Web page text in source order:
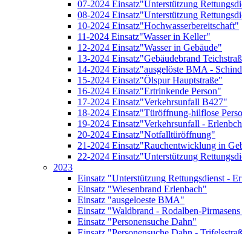
07-2024 Einsatz"Unterstützung
08-2024 Einsatz"Unterstützung
10-2024 Einsatz"Hochwasserbereitschaft"
11-2024 Einsatz"Wasser in Keller"
12-2024 Einsatz"Wasser in Gebäude"
13-2024 Einsatz"Gebäudebrand
14-2024 Einsatz"ausgelöste BMA -
15-2024 Einsatz"Ölspur Hauptstraße"
16-2024 Einsatz"Ertrinkende Person"
17-2024 Einsatz"Verkehrsunfall B427"
18-2024 Einsatz"Türöffnung-hilflose
19-2024 Einsatz"Verkehrsunfall -
20-2024 Einsatz"Notfalltüröffnung"
21-2024 Einsatz"Rauchentwicklung in
22-2024 Einsatz"Unterstützung
2023
Einsatz "Unterstützung Rettungsdienst -
Einsatz "Wiesenbrand Erlenbach"
Einsatz "ausgeloeste BMA"
Einsatz "Waldbrand - Rodalben-
Einsatz "Personensuche Dahn"